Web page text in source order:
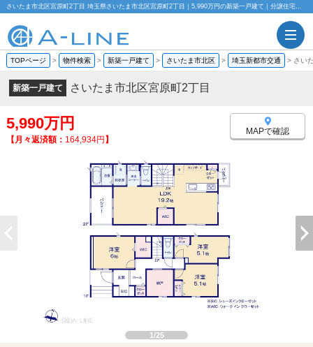
さいたま市北区宮原町2丁目 埼玉県さいたま市北区宮原町2丁目｜5,990万円の新築一戸建て｜分譲住宅や新築物件｜株式会社A-LINE
TOPページ > 物件検索 > 新築一戸建て > さいたま市北区 > 埼玉新都市交通 > さい
新築一戸建て さいたま市北区宮原町2丁目
5,990万円
【月々返済額： 164,934円】
MAPで確認
1/25